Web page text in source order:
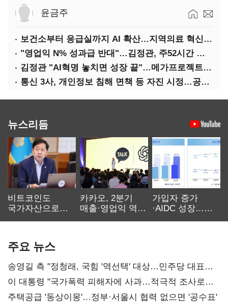
윤금주
보건소부터 응급실까지 AI 확산…지역의료 혁신 본격화
"영업익 N% 성과급 반대"…김정관, 주52시간 손질 예고
김정관 "AI혁명 놓치면 성장 끝"…메가프로젝트·메가특구 속도전
통신 3사, 개인정보 침해 면책 등 자진 시정…공정위 "이용자 권리 강화"
뉴스리듬
비트코인도
국가자산으로…'
카카오, 2분기
매출·영업익 역대
가입자 증가
·AIDC 성장…
주요 뉴스
송영길 측 "정청래, 국힘 '역선택' 대상…민주당 대표로
총선 지휘 못해"
이 대통령 "국가폭력 피해자에 사과…적극적 조사로
진실 밝혀야"
주택공급 '동상이몽'…정부·서울시 협력 없으면 '공수표'